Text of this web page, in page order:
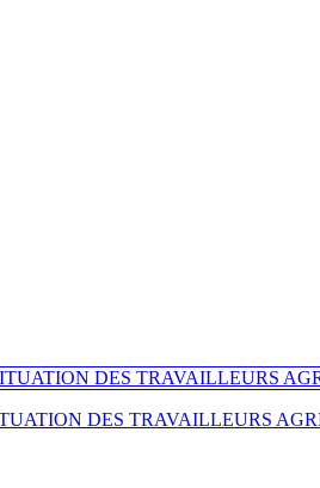
DES TRAVAILLEURS